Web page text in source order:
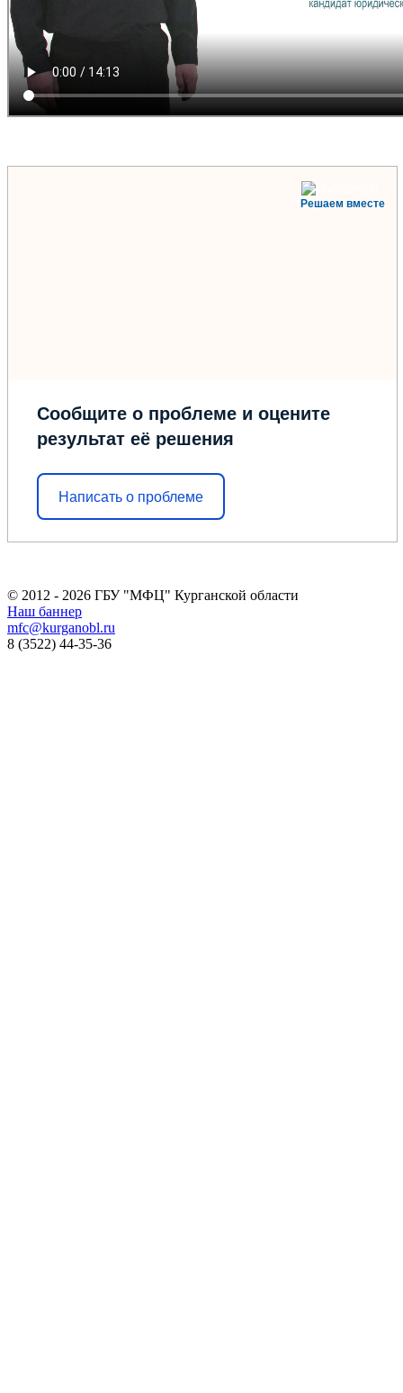
Решаем вместе
Сообщите о проблеме и оцените
результат её решения
Написать о проблеме
© 2012 - 2026 ГБУ "МФЦ" Курганской области
Наш баннер
mfc@kurganobl.ru
8 (3522) 44-35-36